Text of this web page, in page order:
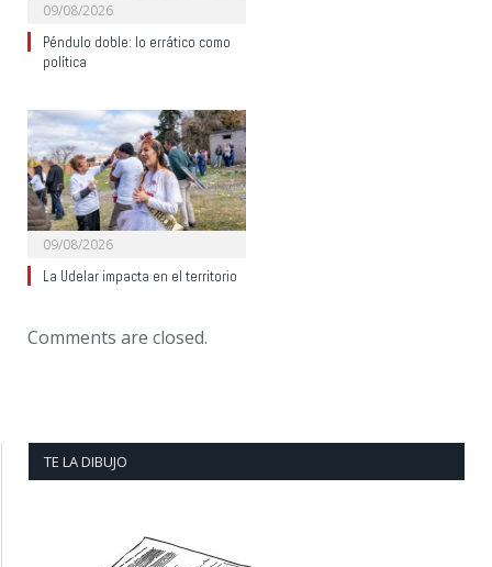
09/08/2026
Péndulo doble: lo errático como
política
09/08/2026
La Udelar impacta en el territorio
Comments are closed.
TE LA DIBUJO